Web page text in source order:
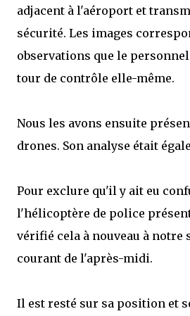
adjacent à l'aéroport et
sécurité. Les images
observations que le
tour de contrôle elle-même.
Nous les avons ensuite
drones. Son analyse était
Pour exclure qu'il y ait eu
l'hélicoptère de police
vérifié cela à nouveau à notre
courant de l'après-midi.
Il est resté sur sa position et